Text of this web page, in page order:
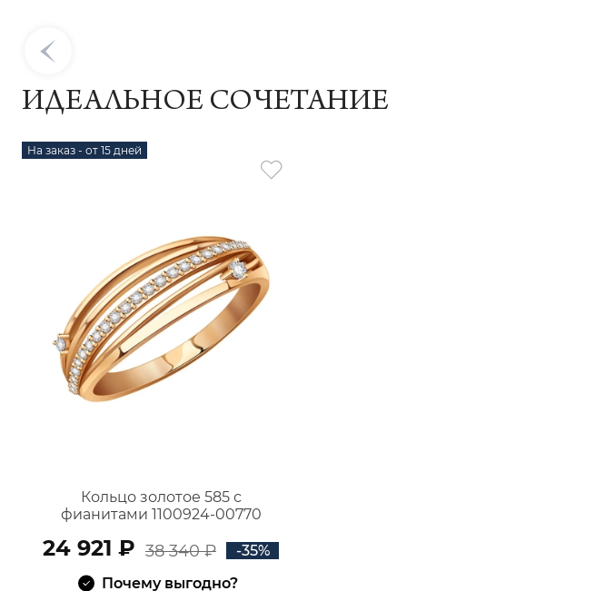
ИДЕАЛЬНОЕ СОЧЕТАНИЕ
На заказ - от 15 дней
Кольцо золотое 585 с
фианитами 1100924-00770
24 921 ₽ 38 340 ₽
-35%
Почему выгодно?